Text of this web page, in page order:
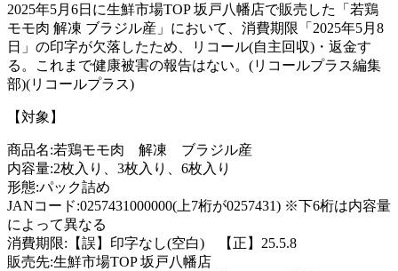
2025年5月6日に生鮮市場TOP 坂戸八幡店で販売した「若鶏
モモ肉 解凍 ブラジル産」において、消費期限「2025年5月8
日」の印字が欠落したため、リコール(自主回収)・返金す
る。これまで健康被害の報告はない。(リコールプラス編集
部)(リコールプラス)
【対象】
商品名:若鶏モモ肉 解凍 ブラジル産
内容量:2枚入り、3枚入り、6枚入り
形態:パック詰め
JANコード:0257431000000(上7桁が0257431) ※下6桁は内容量
によって異なる
消費期限:【誤】印字なし(空白) 【正】25.5.8
販売先:生鮮市場TOP 坂戸八幡店